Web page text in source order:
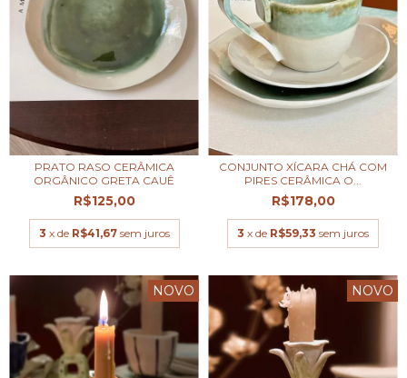
PRATO RASO CERÂMICA
ORGÂNICO GRETA CAUÊ
R$125,00
3 x de R$41,67 sem juros
CONJUNTO XÍCARA CHÁ COM
PIRES CERÂMICA O...
R$178,00
3 x de R$59,33 sem juros
NOVO NOVO